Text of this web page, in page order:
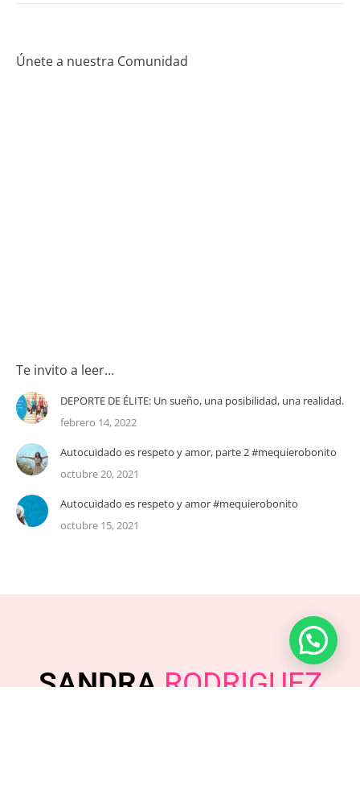
Únete a nuestra Comunidad
Te invito a leer…
DEPORTE DE ÉLITE: Un sueño, una posibilidad, una realidad.
febrero 14, 2022
Autocuidado es respeto y amor, parte 2 #mequierobonito
octubre 20, 2021
Autocuidado es respeto y amor #mequierobonito
octubre 15, 2021
SANDRA RODRIGUEZ